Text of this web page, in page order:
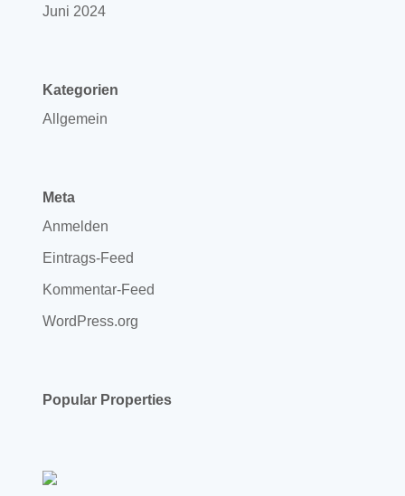
Juni 2024
Kategorien
Allgemein
Meta
Anmelden
Eintrags-Feed
Kommentar-Feed
WordPress.org
Popular Properties